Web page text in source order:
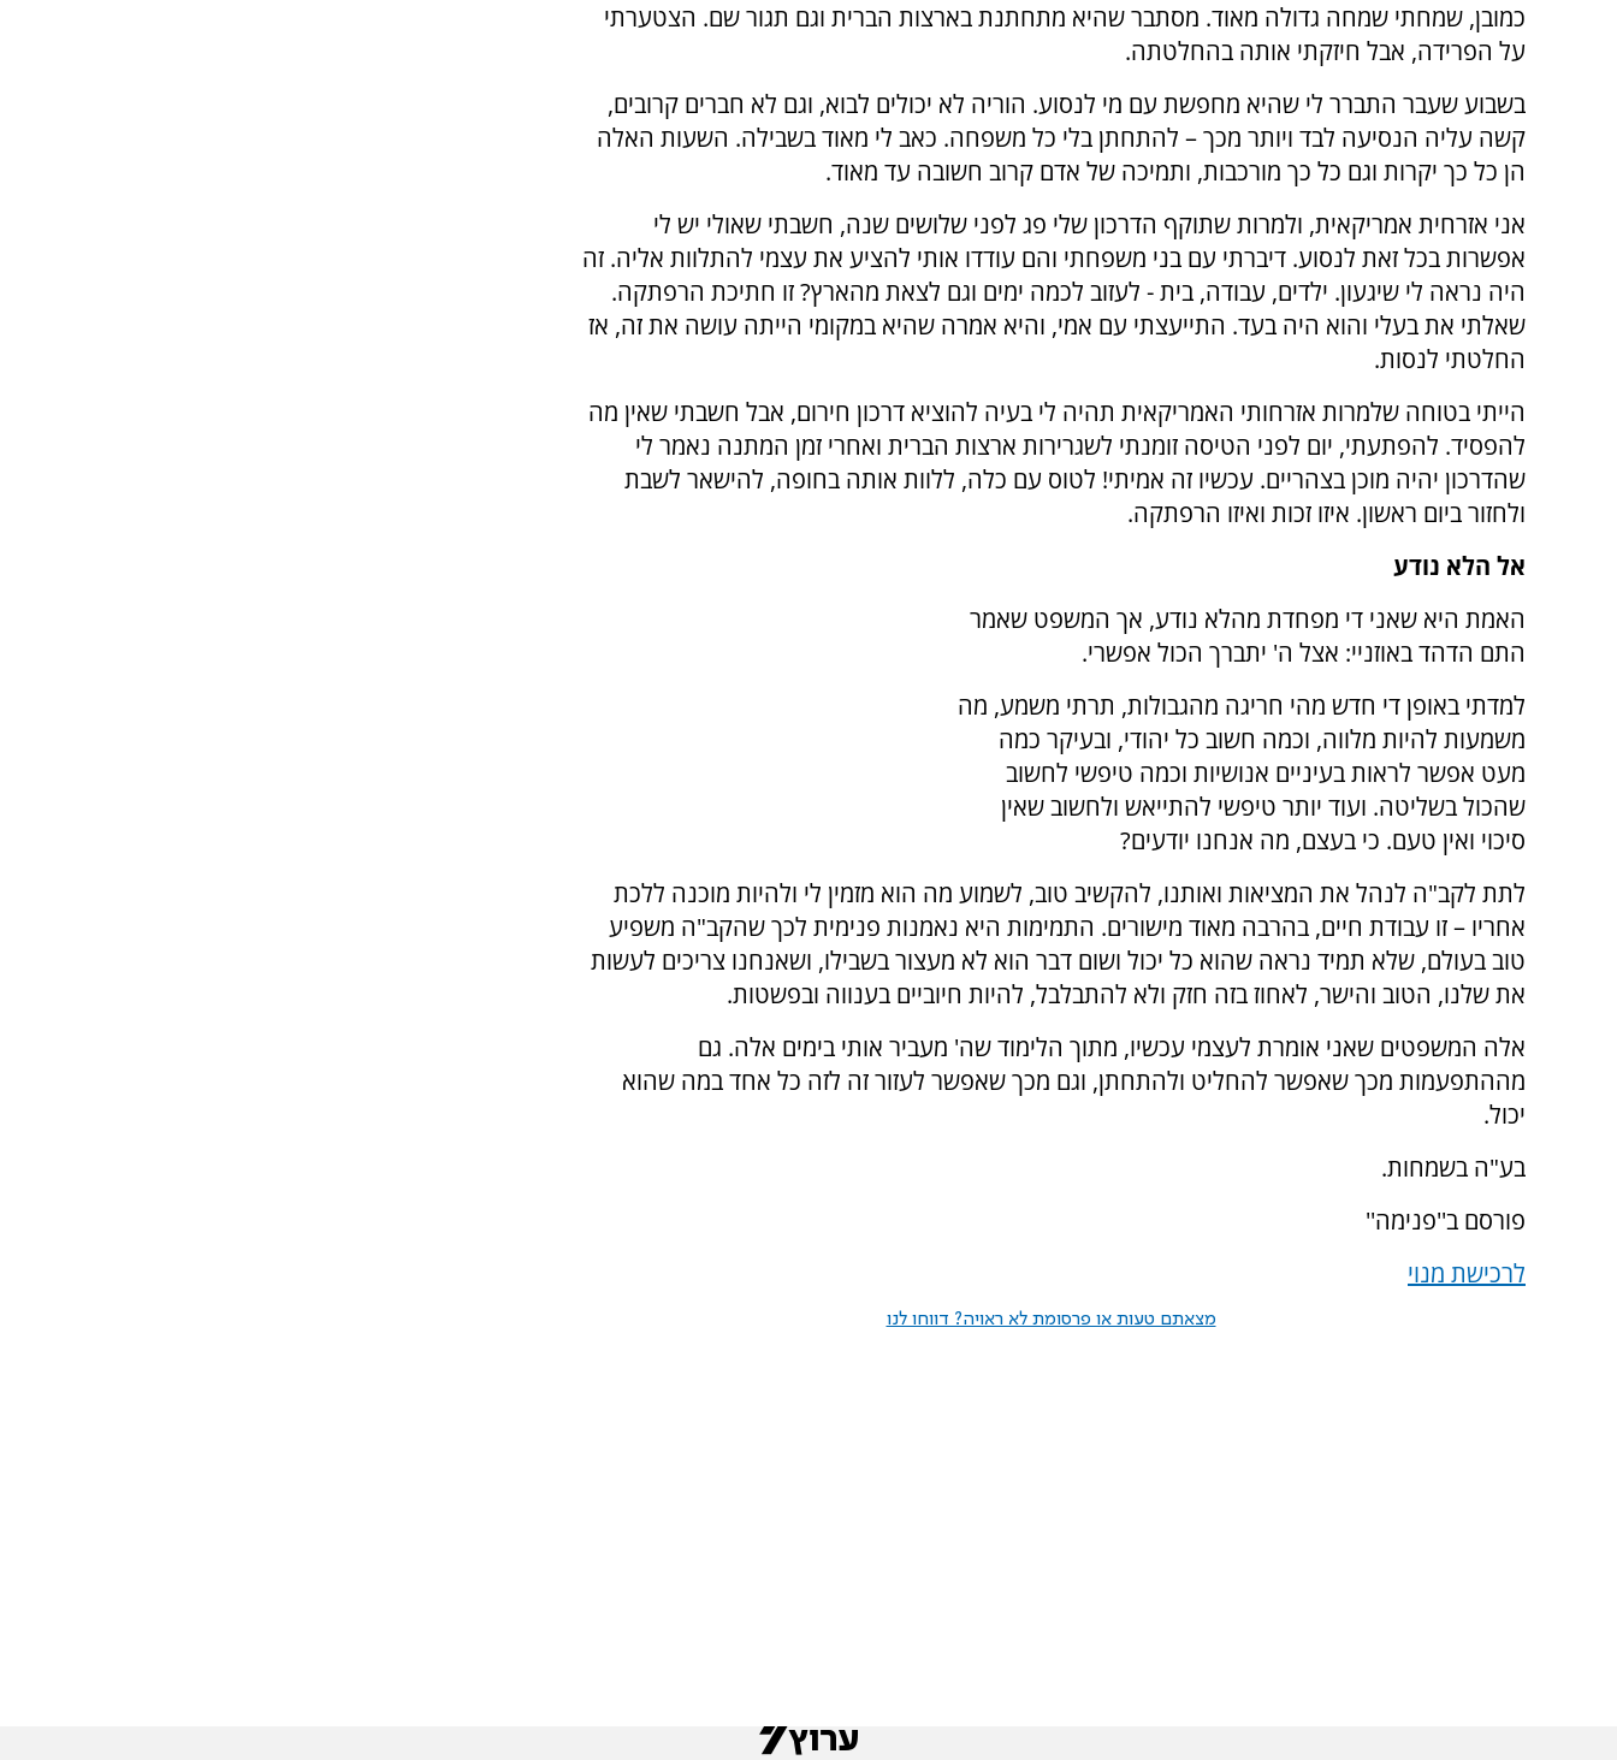
כמובן, שמחתי שמחה גדולה מאוד. מסתבר שהיא מתחתנת בארצות הברית וגם תגור שם. הצטערתי
על הפרידה, אבל חיזקתי אותה בהחלטתה.
בשבוע שעבר התברר לי שהיא מחפשת עם מי לנסוע. הוריה לא יכולים לבוא, וגם לא חברים קרובים,
קשה עליה הנסיעה לבד ויותר מכך – להתחתן בלי כל משפחה. כאב לי מאוד בשבילה. השעות האלה
הן כל כך יקרות וגם כל כך מורכבות, ותמיכה של אדם קרוב חשובה עד מאוד.
אני אזרחית אמריקאית, ולמרות שתוקף הדרכון שלי פג לפני שלושים שנה, חשבתי שאולי יש לי
אפשרות בכל זאת לנסוע. דיברתי עם בני משפחתי והם עודדו אותי להציע את עצמי להתלוות אליה. זה
היה נראה לי שיגעון. ילדים, עבודה, בית - לעזוב לכמה ימים וגם לצאת מהארץ? זו חתיכת הרפתקה.
שאלתי את בעלי והוא היה בעד. התייעצתי עם אמי, והיא אמרה שהיא במקומי הייתה עושה את זה, אז
החלטתי לנסות.
הייתי בטוחה שלמרות אזרחותי האמריקאית תהיה לי בעיה להוציא דרכון חירום, אבל חשבתי שאין מה
להפסיד. להפתעתי, יום לפני הטיסה זומנתי לשגרירות ארצות הברית ואחרי זמן המתנה נאמר לי
שהדרכון יהיה מוכן בצהריים. עכשיו זה אמיתי! לטוס עם כלה, ללוות אותה בחופה, להישאר לשבת
ולחזור ביום ראשון. איזו זכות ואיזו הרפתקה.
אל הלא נודע
האמת היא שאני די מפחדת מהלא נודע, אך המשפט שאמר
התם הדהד באוזניי: אצל ה' יתברך הכול אפשרי.
למדתי באופן די חדש מהי חריגה מהגבולות, תרתי משמע, מה
משמעות להיות מלווה, וכמה חשוב כל יהודי, ובעיקר כמה
מעט אפשר לראות בעיניים אנושיות וכמה טיפשי לחשוב
שהכול בשליטה. ועוד יותר טיפשי להתייאש ולחשוב שאין
סיכוי ואין טעם. כי בעצם, מה אנחנו יודעים?
לתת לקב"ה לנהל את המציאות ואותנו, להקשיב טוב, לשמוע מה הוא מזמין לי ולהיות מוכנה ללכת
אחריו – זו עבודת חיים, בהרבה מאוד מישורים. התמימות היא נאמנות פנימית לכך שהקב"ה משפיע
טוב בעולם, שלא תמיד נראה שהוא כל יכול ושום דבר הוא לא מעצור בשבילו, ושאנחנו צריכים לעשות
את שלנו, הטוב והישר, לאחוז בזה חזק ולא להתבלבל, להיות חיוביים בענווה ובפשטות.
אלה המשפטים שאני אומרת לעצמי עכשיו, מתוך הלימוד שה' מעביר אותי בימים אלה. גם
מההתפעמות מכך שאפשר להחליט ולהתחתן, וגם מכך שאפשר לעזור זה לזה כל אחד במה שהוא
יכול.
בע"ה בשמחות.
פורסם ב''פנימה''
לרכישת מנוי
מצאתם טעות או פרסומת לא ראויה? דווחו לנו